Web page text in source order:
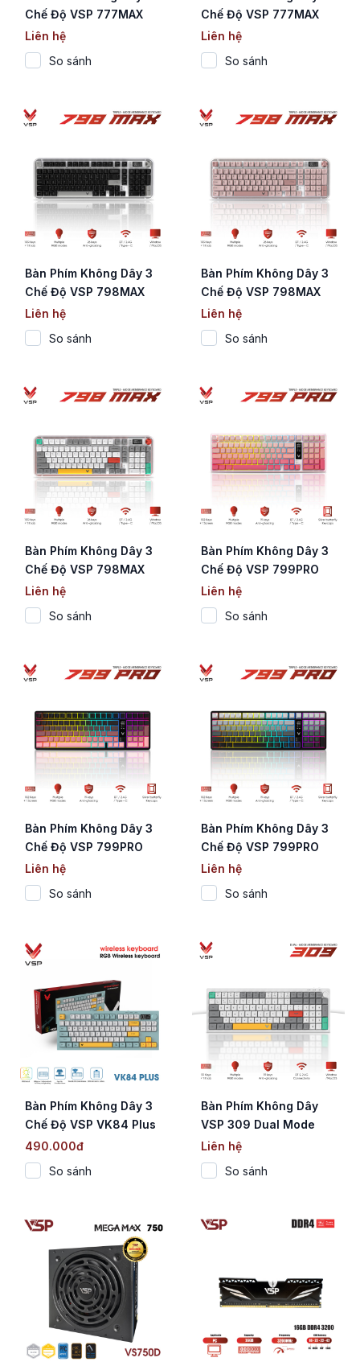
Chế Độ VSP 777MAX
Pink (Membrane / 78
Phím / Màn Hình Digital
/ RGB / 4000mAh)
Liên hệ
So sánh
Chế Độ VSP 777MAX
White (Membrane / 78
Phím / Màn Hình Digital
/ RGB / 4000mAh)
Liên hệ
So sánh
Bàn Phím Không Dây 3
Chế Độ VSP 798MAX
Black (Membrane / 103
Phím / Màn Hình Digital
/ RGB / 4000mAh)
Liên hệ
So sánh
Bàn Phím Không Dây 3
Chế Độ VSP 798MAX
Pink (Membrane / 103
Phím / Màn Hình Digital
/ RGB / 4000mAh)
Liên hệ
So sánh
Bàn Phím Không Dây 3
Chế Độ VSP 798MAX
White (Membrane / 103
Phím / Màn Hình Digital
/ RGB / 4000mAh)
Liên hệ
So sánh
Bàn Phím Không Dây 3
Chế Độ VSP 799PRO
Pink (Membrane / 102
Phím / Màn Hình Digital
/ RGB / 4000mAh)
Liên hệ
So sánh
Bàn Phím Không Dây 3
Chế Độ VSP 799PRO
Pink Gradient
(Membrane / 102 Phím /
Màn Hình Digital / RGB /
Liên hệ
So sánh
Bàn Phím Không Dây 3
Chế Độ VSP 799PRO
White Gradient
(Membrane / 102 Phím /
Màn Hình Digital / RGB /
Liên hệ
So sánh
Bàn Phím Không Dây 3
Chế Độ VSP VK84 Plus
(Membrane / 84 Phím /
Màn hình OLED / RGB)
490.000đ
So sánh
Bàn Phím Không Dây
VSP 309 Dual Mode
(Membrane / 99 Phím +
Núm Xoay / Bluetooth &
2.4G / RGB)
Liên hệ
So sánh